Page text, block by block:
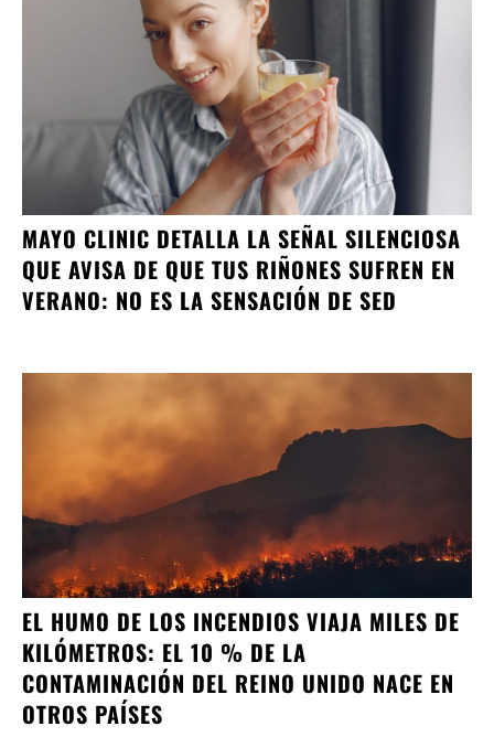
MAYO CLINIC DETALLA LA SEÑAL SILENCIOSA
QUE AVISA DE QUE TUS RIÑONES SUFREN EN
VERANO: NO ES LA SENSACIÓN DE SED
EL HUMO DE LOS INCENDIOS VIAJA MILES DE
KILÓMETROS: EL 10 % DE LA
CONTAMINACIÓN DEL REINO UNIDO NACE EN
OTROS PAÍSES